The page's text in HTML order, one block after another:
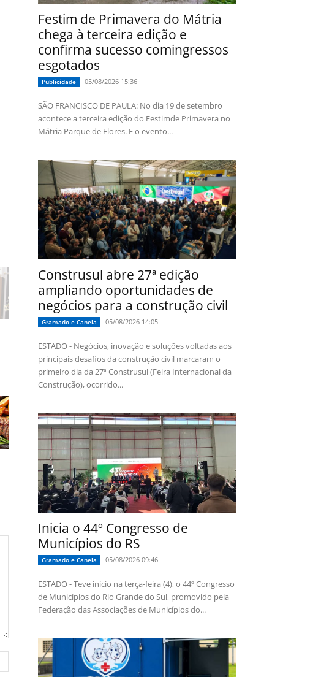
Festim de Primavera do Mátria
chega à terceira edição e
confirma sucesso comingressos
esgotados
Publicidade 05/08/2026 15:36
SÃO FRANCISCO DE PAULA: No dia 19 de setembro
acontece a terceira edição do Festimde Primavera no
Mátria Parque de Flores. E o evento...
Construsul abre 27ª edição
ampliando oportunidades de
negócios para a construção civil
Gramado e Canela 05/08/2026 14:05
ESTADO - Negócios, inovação e soluções voltadas aos
principais desafios da construção civil marcaram o
primeiro dia da 27ª Construsul (Feira Internacional da
Construção), ocorrido...
Inicia o 44º Congresso de
Municípios do RS
Gramado e Canela 05/08/2026 09:46
ESTADO - Teve início na terça-feira (4), o 44º Congresso
de Municípios do Rio Grande do Sul, promovido pela
Federação das Associações de Municípios do...